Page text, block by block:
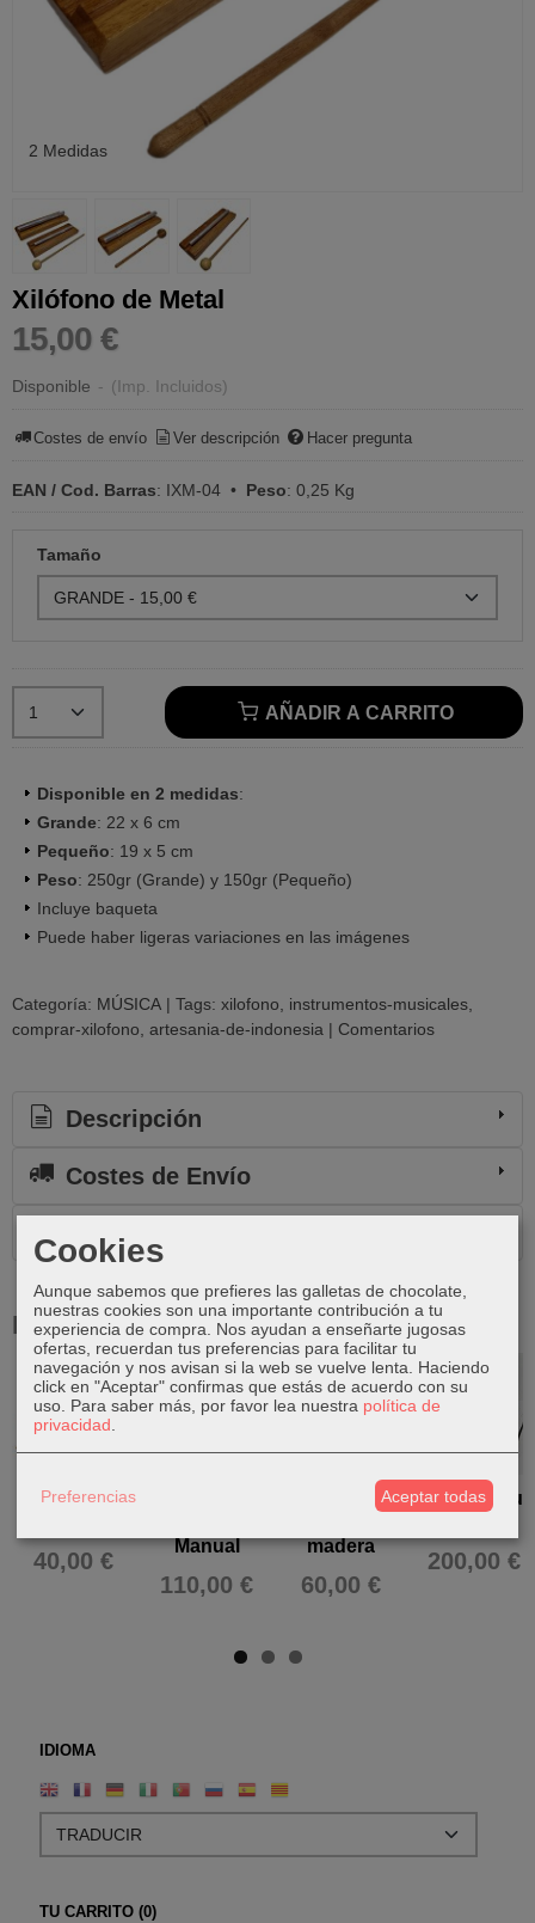
IDIOMA
TU CARRITO (0)
2 Medidas
Xilófono de Metal
15,00 €
Disponible - (Imp. Incluidos)
Costes de envío Ver descripción Hacer pregunta
EAN / Cod. Barras: IXM-04 • Peso: 0,25 Kg
Tamaño
AÑADIR A CARRITO
Disponible en 2 medidas:
Grande: 22 x 6 cm
Pequeño: 19 x 5 cm
Peso: 250gr (Grande) y 150gr (Pequeño)
Incluye baqueta
Puede haber ligeras variaciones en las imágenes
Categoría: MÚSICA | Tags: xilofono
instrumentos-musicales
comprar-xilofono artesania-de-indonesia | Comentarios
Descripción
Costes de Envío
Comentarios
Productos Relacionados
Xilófono de
40,00 €
Manual
110,00 €
Didgeridoo
madera
60,00 €
Steel Tongue
200,00 €
Cookies
Aunque sabemos que prefieres las galletas de chocolate,
nuestras cookies son una importante contribución a tu
experiencia de compra. Nos ayudan a enseñarte jugosas
ofertas, recuerdan tus preferencias para facilitar tu
navegación y nos avisan si la web se vuelve lenta. Haciendo
click en "Aceptar" confirmas que estás de acuerdo con su
uso. Para saber más, por favor lea nuestra política de
privacidad
Preferencias Aceptar todas